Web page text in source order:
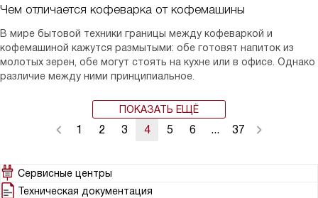
Чем отличается кофеварка от кофемашины
В мире бытовой техники границы между кофеваркой и
кофемашиной кажутся размытыми: обе готовят напиток из
молотых зерен, обе могут стоять на кухне или в офисе. Однако
различие между ними принципиальное.
ПОКАЗАТЬ ЕЩЁ
1 2 3 4 5 6 ... 37
Сервисные центры
Техническая документация